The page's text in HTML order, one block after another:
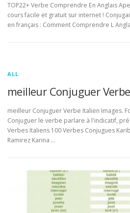
TOP22+ Verbe Comprendre En Anglais
cours facile et gratuit sur internet !
en français : Comment Comprendre L
ALL
meilleur Conjuguer
meilleur Conjuguer Verbe Italien Images.
Conjuguer le verbe parlare à l'indicatif,
Verbes Italiens 100 Verbes Conjugues
Ramirez Karina …